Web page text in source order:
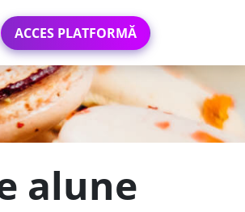
ACCES PLATFORMĂ
alune